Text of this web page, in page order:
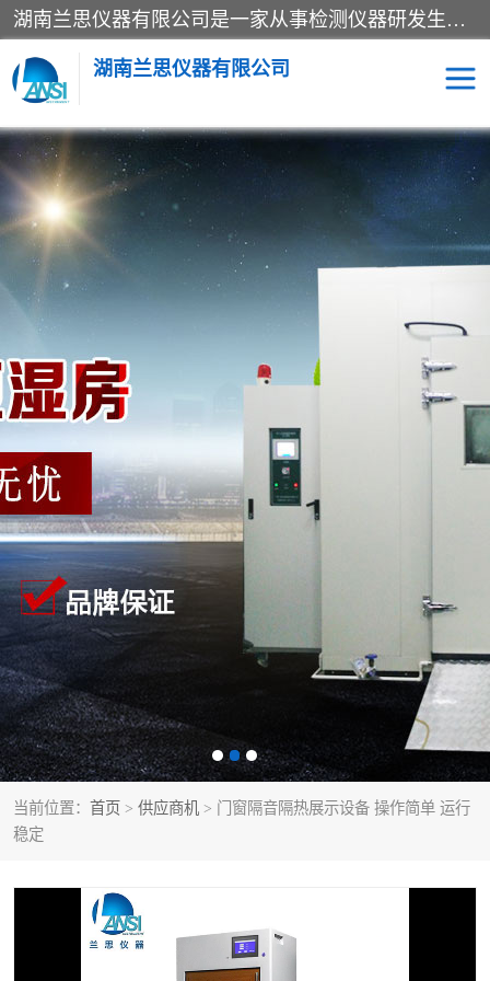
湖南兰思仪器有限公司是一家从事检测仪器研发生产销售和维修保养服务的综合型企业，产品符合国际标准可按需定制专业售前售后工程师，主要有门窗性能体验箱、门窗隔音展示箱、恒温恒湿试验箱、步入式恒温恒湿房、高低温试验箱、老化试验箱、老化试验房、恒温恒湿培养箱、水泥标准养护试验箱、电热鼓风干燥试验箱、真空干燥箱、工业烤箱、盐雾腐蚀试验箱等。
湖南兰思仪器有限公司
当前位置： 首页 > 供应商机 > 门窗隔音隔热展示设备 操作简单 运行
稳定
老化房 恒温恒湿试验箱
工业烘箱 门窗体验箱